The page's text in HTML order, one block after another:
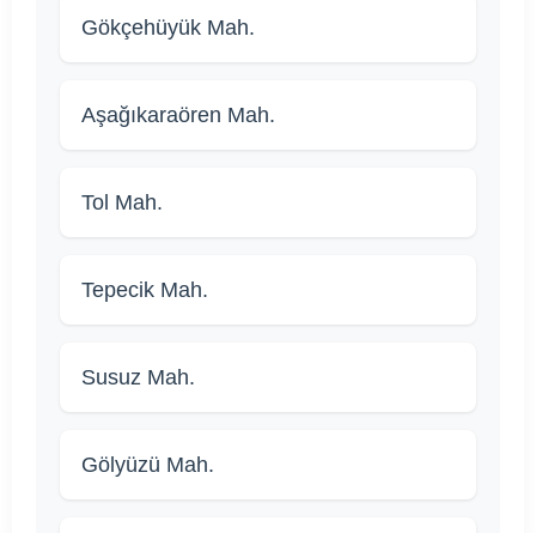
Gökçehüyük Mah.
Aşağıkaraören Mah.
Tol Mah.
Tepecik Mah.
Susuz Mah.
Gölyüzü Mah.